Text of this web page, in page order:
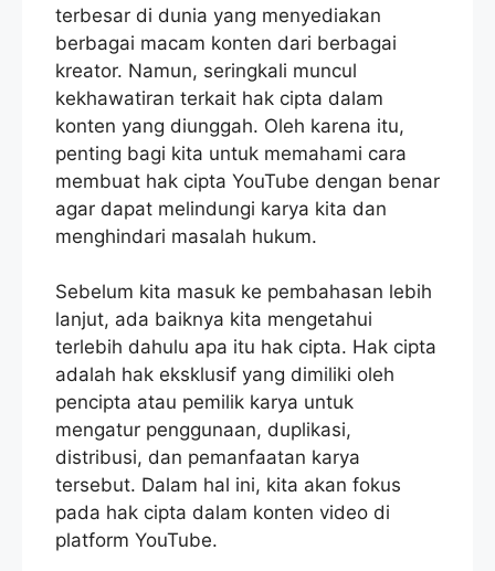
terbesar di dunia yang menyediakan
berbagai macam konten dari berbagai
kreator. Namun, seringkali muncul
kekhawatiran terkait hak cipta dalam
konten yang diunggah. Oleh karena itu,
penting bagi kita untuk memahami cara
membuat hak cipta YouTube dengan benar
agar dapat melindungi karya kita dan
menghindari masalah hukum.
Sebelum kita masuk ke pembahasan lebih
lanjut, ada baiknya kita mengetahui
terlebih dahulu apa itu hak cipta. Hak cipta
adalah hak eksklusif yang dimiliki oleh
pencipta atau pemilik karya untuk
mengatur penggunaan, duplikasi,
distribusi, dan pemanfaatan karya
tersebut. Dalam hal ini, kita akan fokus
pada hak cipta dalam konten video di
platform YouTube.